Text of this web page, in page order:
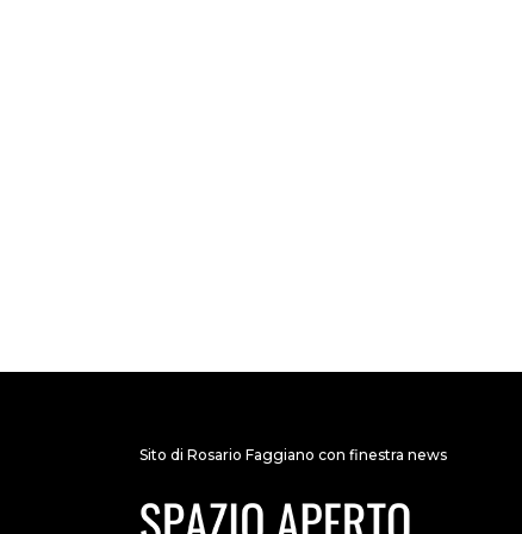
Sito di Rosario Faggiano con finestra news